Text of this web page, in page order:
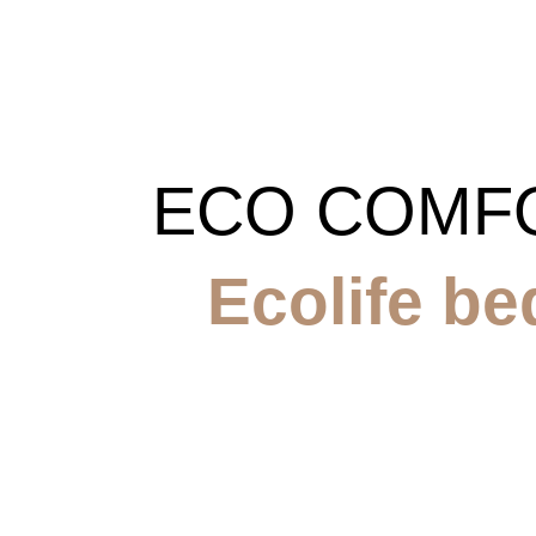
ECO
Ecolife